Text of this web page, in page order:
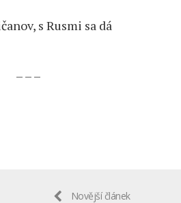
s Rusmi sa dá
– – –
Novější článek